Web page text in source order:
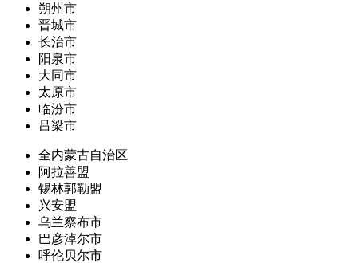
朔州市
晋城市
长治市
阳泉市
大同市
太原市
临汾市
吕梁市
全内蒙古自治区
阿拉善盟
锡林郭勒盟
兴安盟
乌兰察布市
巴彦淖尔市
呼伦贝尔市